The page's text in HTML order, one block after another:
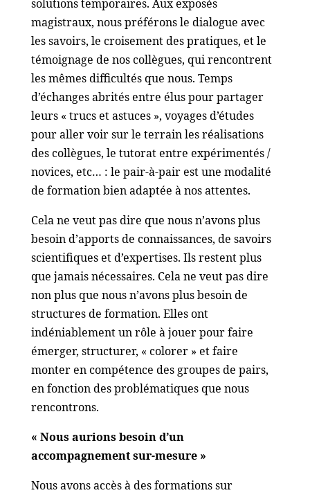
solutions temporaires. Aux exposés
magistraux, nous préférons le dialogue avec
les savoirs, le croisement des pratiques, et le
témoignage de nos collègues, qui rencontrent
les mêmes difficultés que nous. Temps
d’échanges abrités entre élus pour partager
leurs « trucs et astuces », voyages d’études
pour aller voir sur le terrain les réalisations
des collègues, le tutorat entre expérimentés /
novices, etc… : le pair-à-pair est une modalité
de formation bien adaptée à nos attentes.
Cela ne veut pas dire que nous n’avons plus
besoin d’apports de connaissances, de savoirs
scientifiques et d’expertises. Ils restent plus
que jamais nécessaires. Cela ne veut pas dire
non plus que nous n’avons plus besoin de
structures de formation. Elles ont
indéniablement un rôle à jouer pour faire
émerger, structurer, « colorer » et faire
monter en compétence des groupes de pairs,
en fonction des problématiques que nous
rencontrons.
« Nous aurions besoin d’un
accompagnement sur-mesure »
Nous avons accès à des formations sur